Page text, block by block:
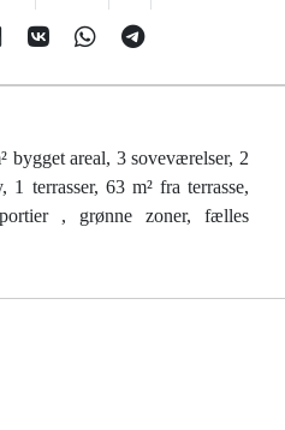
bygget areal, 3 soveværelser, 2
1 terrasser, 63 m² fra terrasse,
, grønne zoner, fælles